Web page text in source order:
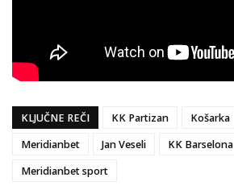
KLJUČNE REČI KK Partizan Košarka
Meridianbet
Jan Veseli KK Barselona
Meridianbet sport